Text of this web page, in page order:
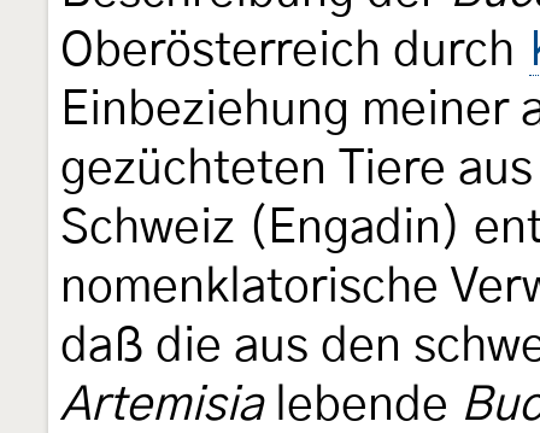
Oberösterreich durch
Einbeziehung meiner
gezüchteten Tiere
Schweiz (Engadin)
nomenklatorische
daß die aus den
Artemisialebende